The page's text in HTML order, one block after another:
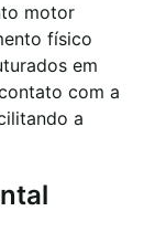
motor
físico
em
com a
a